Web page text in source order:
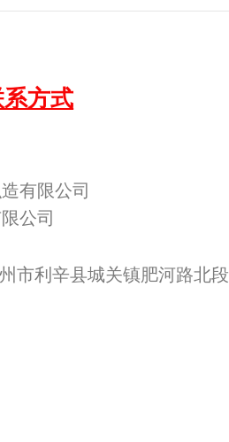
方式
有限公司
公司
市利辛县城关镇肥河路北段